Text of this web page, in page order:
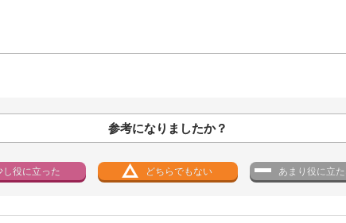
参考になりましたか？
し役に立った どちらでもない あまり役に立